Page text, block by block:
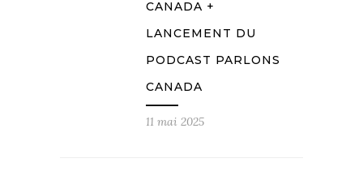
CANADA +
LANCEMENT DU
PODCAST PARLONS
CANADA
11 mai 2025